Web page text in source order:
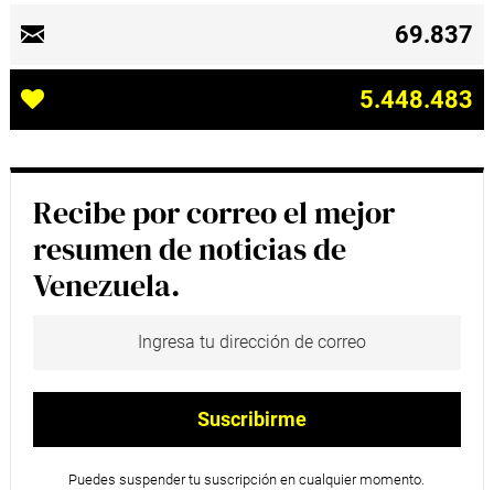
69.837
5.448.483
Recibe por correo el mejor
resumen de noticias de
Venezuela.
Puedes suspender tu suscripción en cualquier momento.